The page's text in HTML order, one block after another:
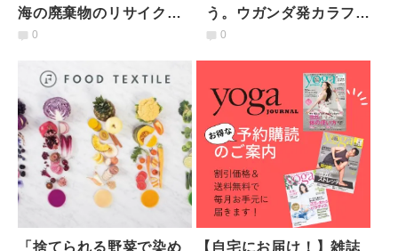
海の廃棄物のリサイクル
ナイロンで作られたヨガ
0
う。ウガンダ発カラフル
で気分を上げるプリント
0
「捨てられる野菜で染め
【自宅にお届け！】雑誌